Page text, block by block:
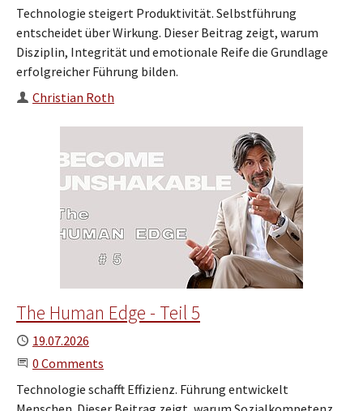
Technologie steigert Produktivität. Selbstführung
entscheidet über Wirkung. Dieser Beitrag zeigt, warum
Disziplin, Integrität und emotionale Reife die Grundlage
erfolgreicher Führung bilden.
Author
Christian Roth
The Human Edge - Teil 5
Published
19.07.2026
Start the Conversation
0 Comments
Technologie schafft Effizienz. Führung entwickelt